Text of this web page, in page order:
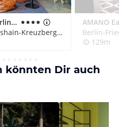
Hotel MOXY Berlin Ostbahnhof
Berlin-Friedrichshain-Kreuzberg, Deutschland
AMANO
129m
könnten Dir auch